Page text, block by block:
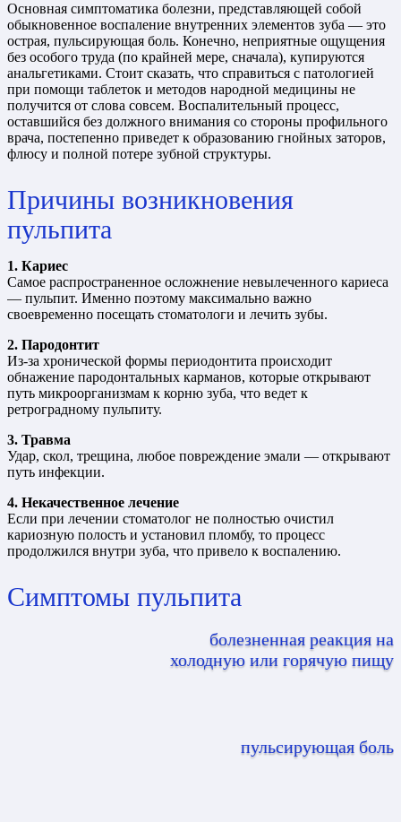
Основная симптоматика болезни, представляющей собой
обыкновенное воспаление внутренних элементов зуба — это
острая, пульсирующая боль. Конечно, неприятные ощущения
без особого труда (по крайней мере, сначала), купируются
анальгетиками. Стоит сказать, что справиться с патологией
при помощи таблеток и методов народной медицины не
получится от слова совсем. Воспалительный процесс,
оставшийся без должного внимания со стороны профильного
врача, постепенно приведет к образованию гнойных заторов,
флюсу и полной потере зубной структуры.
Причины возникновения
пульпита
1. Кариес
Самое распространенное осложнение невылеченного кариеса
— пульпит. Именно поэтому максимально важно
своевременно посещать стоматологи и лечить зубы.
2. Пародонтит
Из-за хронической формы периодонтита происходит
обнажение пародонтальных карманов, которые открывают
путь микроорганизмам к корню зуба, что ведет к
ретроградному пульпиту.
3. Травма
Удар, скол, трещина, любое повреждение эмали — открывают
путь инфекции.
4. Некачественное лечение
Если при лечении стоматолог не полностью очистил
кариозную полость и установил пломбу, то процесс
продолжился внутри зуба, что привело к воспалению.
Симптомы пульпита
болезненная реакция на
холодную или горячую пищу
пульсирующая боль